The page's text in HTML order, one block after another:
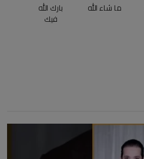
ما شاء الله بارك الله
فيك